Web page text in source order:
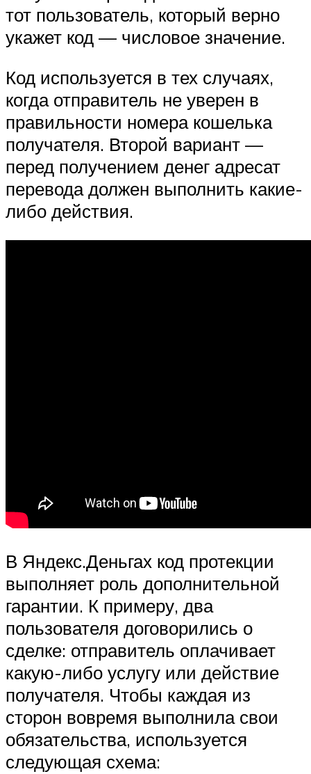
тот пользователь, который верно
укажет код — числовое значение.
Код используется в тех случаях,
когда отправитель не уверен в
правильности номера кошелька
получателя. Второй вариант —
перед получением денег адресат
перевода должен выполнить какие-
либо действия.
В Яндекс.Деньгах код протекции
выполняет роль дополнительной
гарантии. К примеру, два
пользователя договорились о
сделке: отправитель оплачивает
какую-либо услугу или действие
получателя. Чтобы каждая из
сторон вовремя выполнила свои
обязательства, используется
следующая схема: